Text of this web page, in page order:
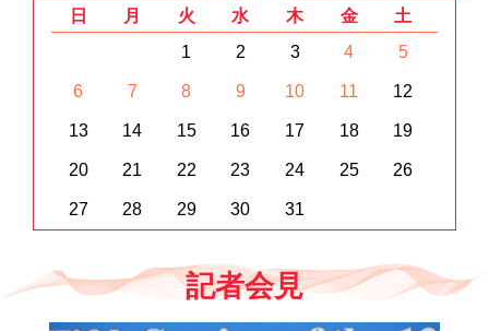
日 月 火 水 木 金 土
1 2 3 4 5
6 7 8 9 10 11 12
13 14 15 16 17 18 19
20 21 22 23 24 25 26
27 28 29 30 31
記者会見